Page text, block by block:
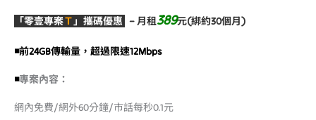
「零壹專案Ｔ」攜碼優惠 –月租389元(綁約30個月)
◾️前24GB傳輸量，超過限速12Mbps
◾️專案內容：
網內免費/網外60分鐘/市話每秒0.1元